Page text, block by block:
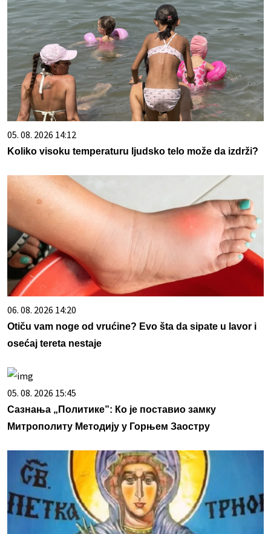
05. 08. 2026 14:12
Koliko visoku temperaturu ljudsko telo može da izdrži?
06. 08. 2026 14:20
Otiču vam noge od vrućine? Evo šta da sipate u lavor i
osećaj tereta nestaje
05. 08. 2026 15:45
Сазнања „Политике”: Ко је поставио замку
Митрополиту Методију у Горњем Заостру